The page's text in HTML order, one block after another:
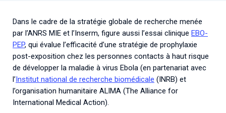
Dans le cadre de la stratégie globale de recherche menée
par l’ANRS MIE et l’Inserm, figure aussi l’essai clinique EBO-
PEP, qui évalue l’efficacité d’une stratégie de prophylaxie
post-exposition chez les personnes contacts à haut risque
de développer la maladie à virus Ebola (en partenariat avec
l’Institut national de recherche biomédicale (INRB) et
l’organisation humanitaire ALIMA (The Alliance for
International Medical Action).